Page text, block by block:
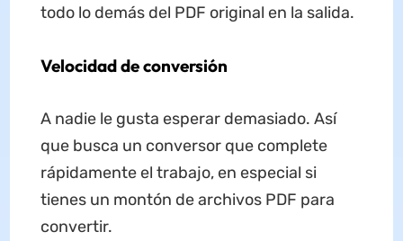
todo lo demás del PDF original en la salida.
Velocidad de conversión
A nadie le gusta esperar demasiado. Así
que busca un conversor que complete
rápidamente el trabajo, en especial si
tienes un montón de archivos PDF para
convertir.